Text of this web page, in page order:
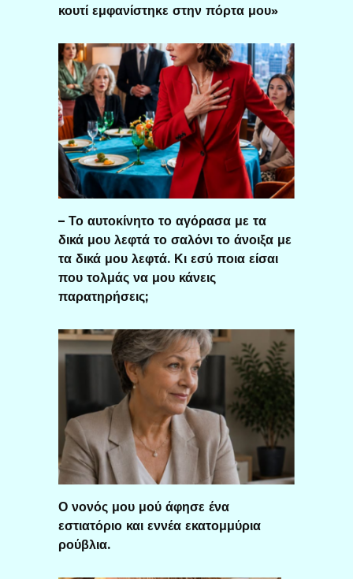
κουτί εμφανίστηκε στην πόρτα μου»
– Το αυτοκίνητο το αγόρασα με τα
δικά μου λεφτά το σαλόνι το άνοιξα με
τα δικά μου λεφτά. Κι εσύ ποια είσαι
που τολμάς να μου κάνεις
παρατηρήσεις;
Ο νονός μου μού άφησε ένα
εστιατόριο και εννέα εκατομμύρια
ρούβλια.